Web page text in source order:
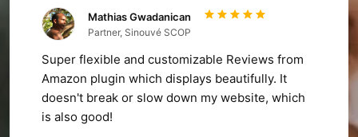
Mathias Gwadanican
Partner, Sinouvé SCOP
Super flexible and customizable Reviews from
Amazon plugin which displays beautifully. It
doesn't break or slow down my website, which
is also good!